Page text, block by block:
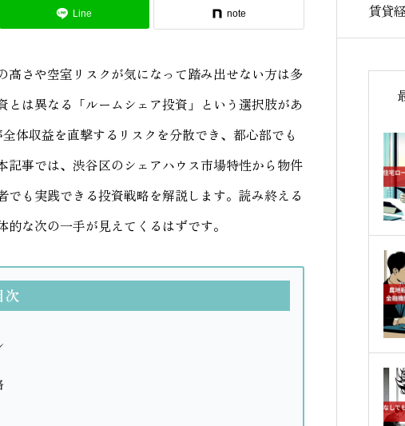
Line note
さや空室リスクが気になって踏み出せない方は多
は異なる「ルームシェア投資」という選択肢があ
体収益を直撃するリスクを分散でき、都心部でも
事では、渋谷区のシェアハウス市場特性から物件
も実践できる投資戦略を解説します。読み終える
な次の一手が見えてくるはずです。
次
賃貸